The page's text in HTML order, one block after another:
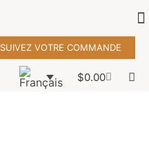
SUIVEZ VOTRE COMMANDE
$0.00